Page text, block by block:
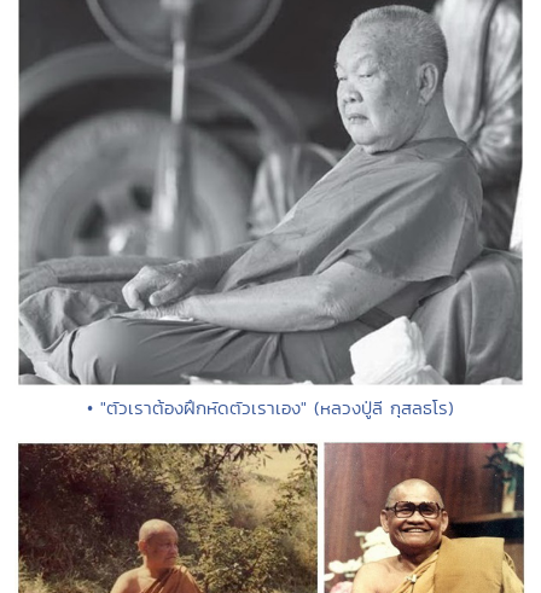
• "ตัวเราต้องฝึกหัดตัวเราเอง" (หลวงปู่ลี กุสลธโร)